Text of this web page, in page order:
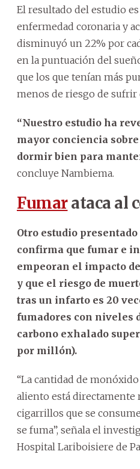
El resultado del estudio
enfermedad coronaria y
disminuyó un 22% por
en la puntuación del
que los que tenían más
menos de riesgo de sufrir
“Nuestro estudio ha
mayor conciencia
dormir bien para
concluye Nambiema.
Fumarataca al
Otro estudio
confirma que fumar e
empeoran el impacto
y que el riesgo de
tras un infarto es 20
fumadores con niveles
carbono exhalado
por millón).
“La cantidad de
aliento está directamente
cigarrillos que se
se fuma”, señala el
Hospital Lariboisiere de